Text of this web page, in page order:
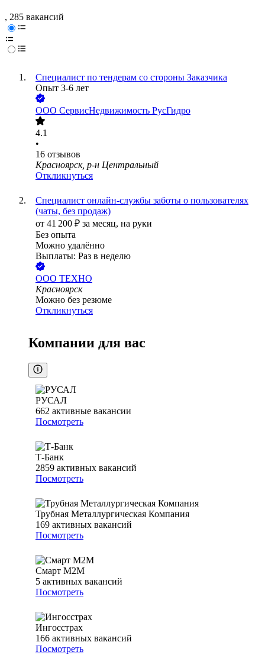
, 285 вакансий
Специалист по тендерам со стороны Заказчика
Опыт 3-6 лет
ООО СервисНедвижимость РусГидро
4.1
•
16 отзывов
Красноярск, р-н Центральный
Откликнуться
Специалист онлайн-службы заботы о пользователях
(чаты, без продаж)
от 41 200 ₽ за месяц, на руки
Без опыта
Можно удалённо
Выплаты: Раз в неделю
ООО ТЕХНО
Красноярск
Можно без резюме
Откликнуться
Компании для вас
РУСАЛ
662 активные вакансии
Посмотреть
Т-Банк
2859 активных вакансий
Посмотреть
Трубная Металлургическая Компания
169 активных вакансий
Посмотреть
Смарт М2М
5 активных вакансий
Посмотреть
Ингосстрах
166 активных вакансий
Посмотреть